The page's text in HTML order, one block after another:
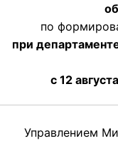
по
при
с 12
Управлением